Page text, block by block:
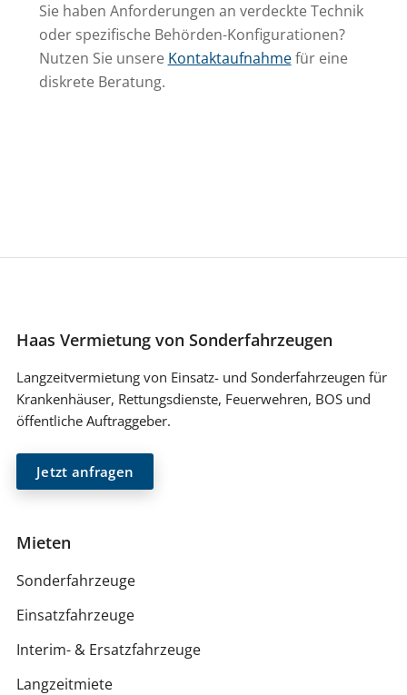
Sie haben Anforderungen an verdeckte Technik
oder spezifische Behörden-Konfigurationen?
Nutzen Sie unsere Kontaktaufnahmefür eine
diskrete Beratung.
Haas Vermietung von Sonderfahrzeugen
Langzeitvermietung von Einsatz- und Sonderfahrzeugen für
Krankenhäuser, Rettungsdienste, Feuerwehren, BOS und
öffentliche Auftraggeber.
Jetzt anfragen
Mieten
Sonderfahrzeuge
Einsatzfahrzeuge
Interim- & Ersatzfahrzeuge
Langzeitmiete